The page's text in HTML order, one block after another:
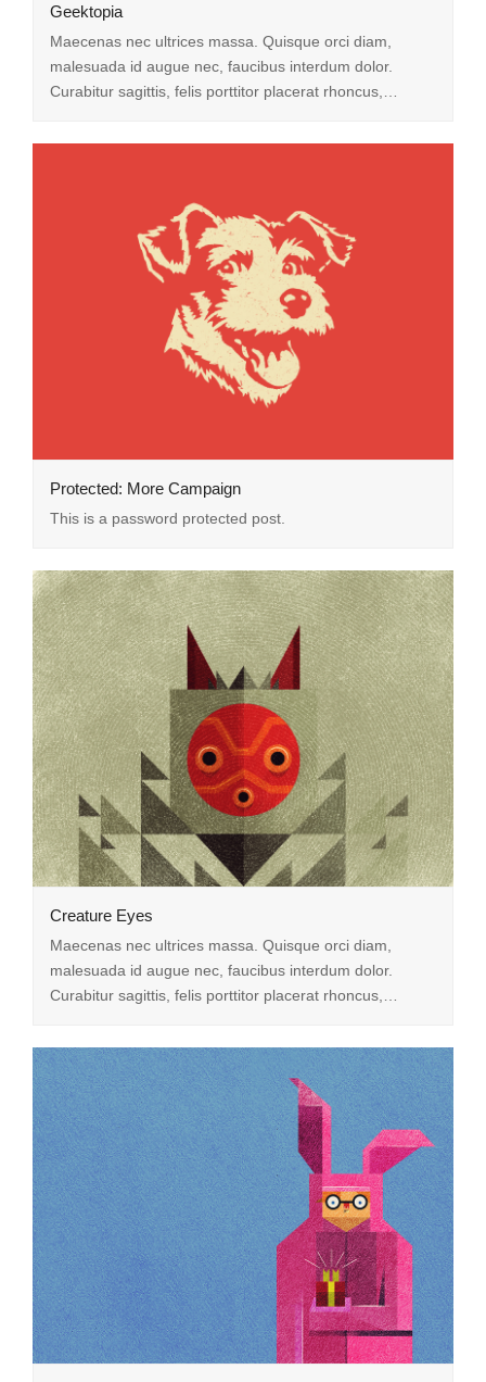
Geektopia
Maecenas nec ultrices massa. Quisque orci diam,
malesuada id augue nec, faucibus interdum dolor.
Curabitur sagittis, felis porttitor placerat rhoncus,…
Protected: More Campaign
This is a password protected post.
Creature Eyes
Maecenas nec ultrices massa. Quisque orci diam,
malesuada id augue nec, faucibus interdum dolor.
Curabitur sagittis, felis porttitor placerat rhoncus,…